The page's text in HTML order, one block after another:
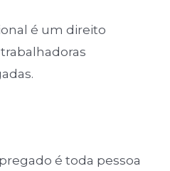
é um direito
é toda pessoa